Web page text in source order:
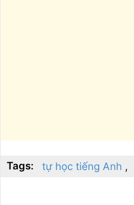
Tags: tự học tiếng Anh